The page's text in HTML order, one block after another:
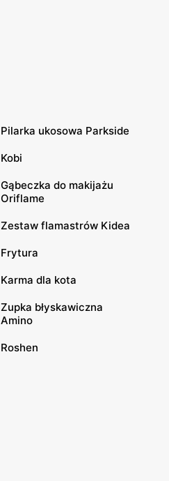
Pilarka ukosowa Parkside
Kobi
Gąbeczka do makijażu
Oriflame
Zestaw flamastrów Kidea
Frytura
Karma dla kota
Zupka błyskawiczna
Amino
Roshen